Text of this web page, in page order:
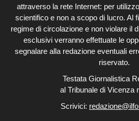
attraverso la rete Internet: per
scientifico e non a scopo di lucro. Al
regime di circolazione e non violare il
esclusivi verranno effettuate le
segnalare alla redazione eventuali
riservato.
Testata Giornalistica
al Tribunale di Vicenza
Scrivici: